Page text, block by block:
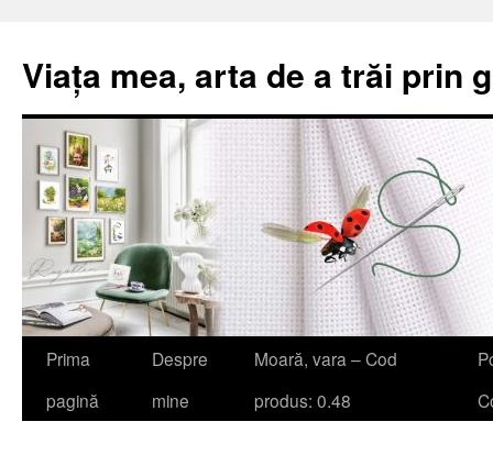
Viața mea, arta de a trăi prin
Sari
Prima
pagină
Despre
mine
Moară, vara – Cod
produs: 0.48